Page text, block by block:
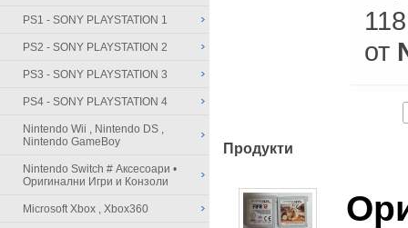
PS1 - SONY PLAYSTATION 1
PS2 - SONY PLAYSTATION 2
PS3 - SONY PLAYSTATION 3
PS4 - SONY PLAYSTATION 4
Nintendo Wii , Nintendo DS ,
Nintendo GameBoy
Nintendo Switch # Аксесоари •
Оригинални Игри и Конзоли
Microsoft Xbox , Xbox360
от
Продукти